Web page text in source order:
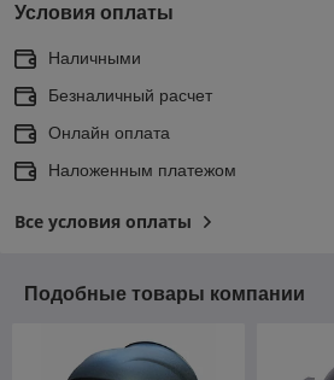
Условия оплаты
Наличными
Безналичный расчет
Онлайн оплата
Наложенным платежом
Все условия оплаты
Подобные товары компании